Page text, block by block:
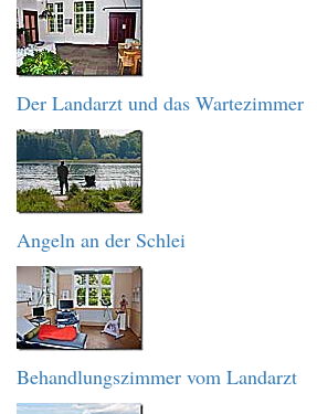
Der Landarzt und das Wartezimmer
Angeln an der Schlei
Behandlungszimmer vom Landarzt